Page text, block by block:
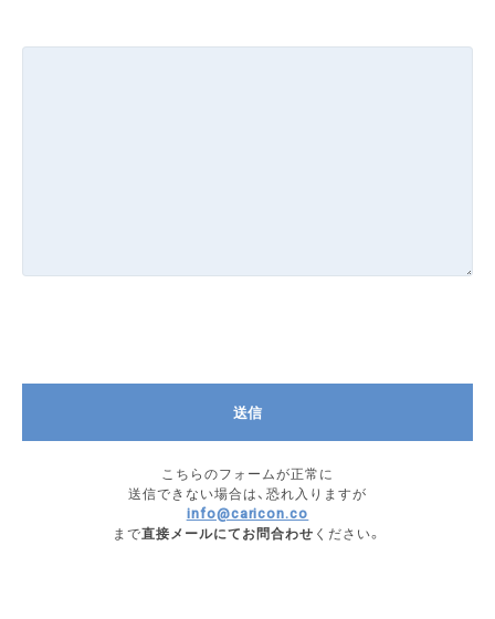
こちらのフォームが正常に
送信できない場合は、恐れ入りますが
info@caricon.co
まで直接メールにてお問合わせ ください。